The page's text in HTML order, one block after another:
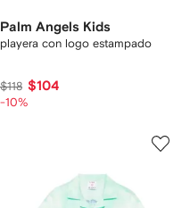
Palm Angels Kids
playera con logo estampado
$118 $104
-10%